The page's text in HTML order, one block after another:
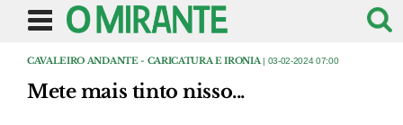
CAVALEIRO ANDANTE - CARICATURA E IRONIA | 03-02-2024 07:00
Mete mais tinto nisso...